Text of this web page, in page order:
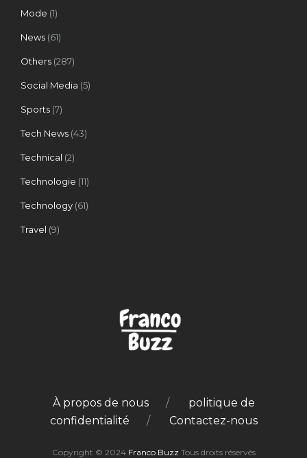
Mode (1)
News (61)
Others (287)
Social Media (5)
Sports (7)
Tech News (43)
Technical (2)
Technologie (11)
Technology (61)
Travel (9)
À propos de nous
politique de
confidentialité
Contactez-nous
Copyright © 2024 Franco Buzz Tous droits réservés